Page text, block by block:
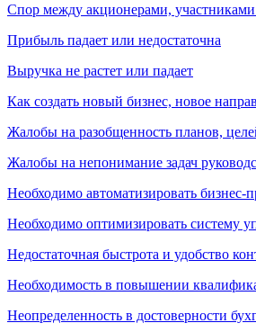
Спор между акционерами, участниками
Прибыль падает или недостаточна
Выручка не растет или падает
Как создать новый бизнес, новое
Жалобы на разобщенность планов,
Жалобы на непонимание задач
Необходимо автоматизировать бизнес-
Необходимо оптимизировать систему
Недостаточная быстрота и удобство
Необходимость в повышении
Неопределенность в достоверности